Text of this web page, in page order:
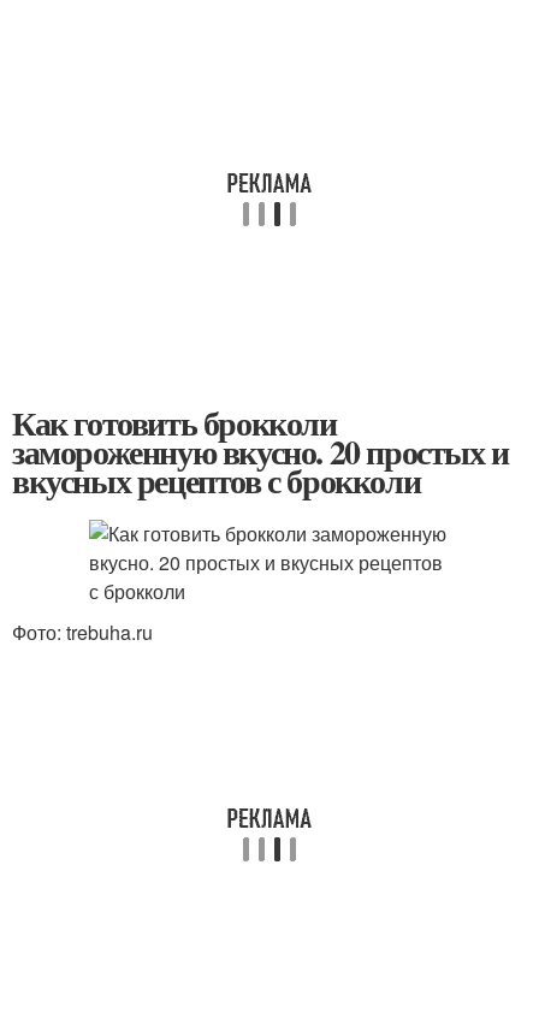
Как готовить брокколи
замороженную вкусно. 20 простых и
вкусных рецептов с брокколи
Фото: trebuha.ru